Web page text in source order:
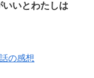
いとわたしは